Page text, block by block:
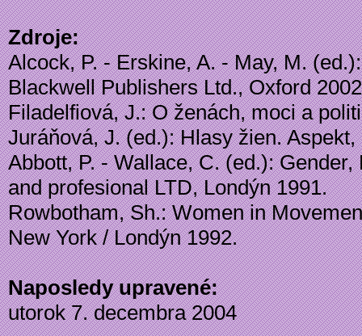
Zdroje:
Alcock, P. - Erskine, A. - May, M.
Blackwell Publishers Ltd., Oxford
Filadelfiová, J.: O ženách, moci a
Juráňová, J. (ed.): Hlasy žien.
Abbott, P. - Wallace, C. (ed.):
and profesional LTD, Londýn 1991.
Rowbotham, Sh.: Women in
New York / Londýn 1992.
Naposledy upravené:
utorok 7. decembra 2004